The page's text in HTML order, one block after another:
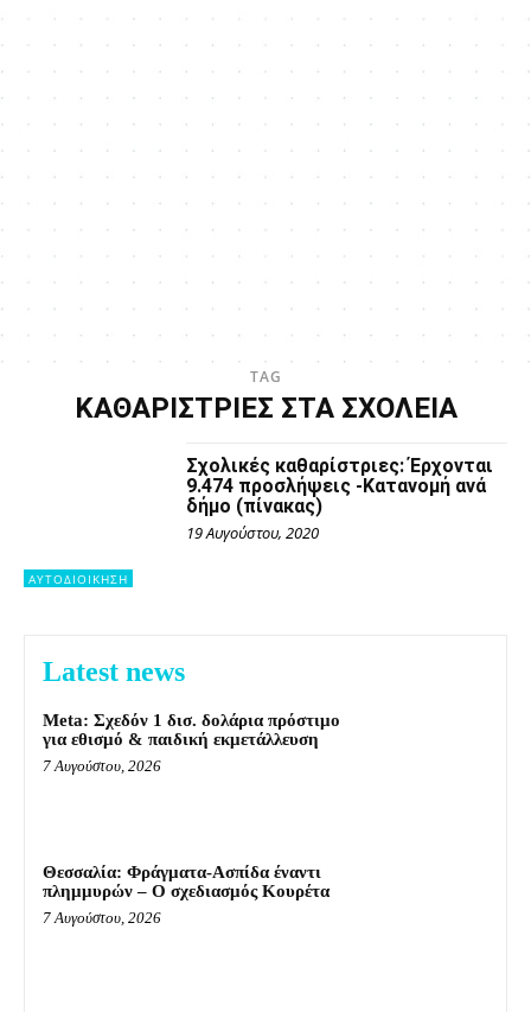
TAG
ΚΑΘΑΡΙΣΤΡΙΕΣ ΣΤΑ ΣΧΟΛΕΙΑ
ΑΥΤΟΔΙΟΙΚΗΣΗ
Σχολικές καθαρίστριες: Έρχονται
9.474 προσλήψεις -Κατανομή ανά
δήμο (πίνακας)
19 Αυγούστου, 2020
Latest news
Meta: Σχεδόν 1 δισ. δολάρια πρόστιμο
για εθισμό & παιδική εκμετάλλευση
7 Αυγούστου, 2026
Θεσσαλία: Φράγματα-Ασπίδα έναντι
πλημμυρών – Ο σχεδιασμός Κουρέτα
7 Αυγούστου, 2026